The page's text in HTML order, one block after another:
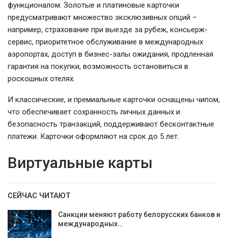
функционалом. Золотые и платиновые карточки
предусматривают множество эксклюзивных опций –
например, страхование при выезде за рубеж, консьерж-
сервис, приоритетное обслуживание в международных
аэропортах, доступ в бизнес-залы ожидания, продленная
гарантия на покупки, возможность остановиться в
роскошных отелях.
И классические, и премиальные карточки оснащены чипом,
что обеспечивает сохранность личных данных и
безопасность транзакций, поддерживают бесконтактные
платежи. Карточки оформляют на срок до 5 лет.
Виртуальные карты
СЕЙЧАС ЧИТАЮТ
Санкции меняют работу белорусских банков и
международных…